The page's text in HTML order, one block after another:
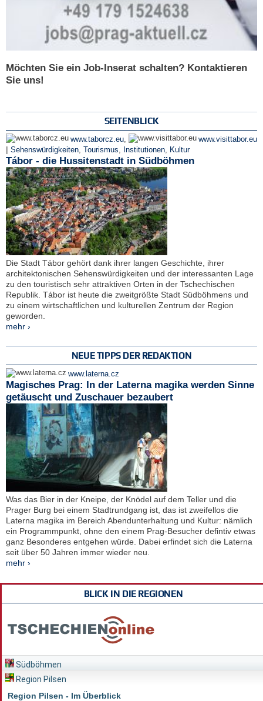
Möchten Sie ein Job-Inserat schalten? Kontaktieren
Sie uns!
SEITENBLICK
www.taborcz.eu, www.visittabor.eu
| Sehenswürdigkeiten, Tourismus, Institutionen, Kultur
Tábor - die Hussitenstadt in Südböhmen
Die Stadt Tábor gehört dank ihrer langen Geschichte, ihrer
architektonischen Sehenswürdigkeiten und der interessanten Lage
zu den touristisch sehr attraktiven Orten in der Tschechischen
Republik. Tábor ist heute die zweitgrößte Stadt Südböhmens und
zu einem wirtschaftlichen und kulturellen Zentrum der Region
geworden.
mehr ›
NEUE TIPPS DER REDAKTION
www.laterna.cz
Magisches Prag: In der Laterna magika werden Sinne
getäuscht und Zuschauer bezaubert
Was das Bier in der Kneipe, der Knödel auf dem Teller und die
Prager Burg bei einem Stadtrundgang ist, das ist zweifellos die
Laterna magika im Bereich Abendunterhaltung und Kultur: nämlich
ein Programmpunkt, ohne den einem Prag-Besucher defintiv etwas
ganz Besonderes entgehen würde. Dabei erfindet sich die Laterna
seit über 50 Jahren immer wieder neu.
mehr ›
BLICK IN DIE REGIONEN
Südböhmen
Region Pilsen
Region Pilsen - Im Überblick